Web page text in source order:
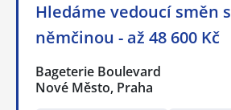
Hledáme vedoucí směn s
němčinou - až 48 600 Kč
Bageterie Boulevard
Nové Město, Praha